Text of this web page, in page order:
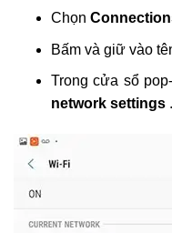
Chọn
Bấm và giữ vào
Trong cửa sổ
network settings .